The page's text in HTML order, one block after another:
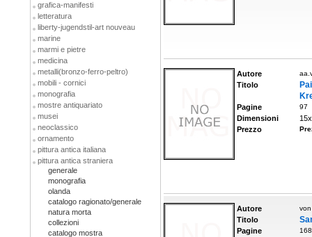
grafica-manifesti
letteratura
liberty-jugendstil-art nouveau
marine
marmi e pietre
medicina
metalli(bronzo-ferro-peltro)
mobili - cornici
monografia
mostre antiquariato
musei
neoclassico
ornamento
pittura antica italiana
pittura antica straniera
generale
monografia
olanda
catalogo ragionato/generale
natura morta
collezioni
catalogo mostra
Autore
Titolo
Pagine 97
Dimensioni
Prezzo
Autore
Titolo
Pagine 168